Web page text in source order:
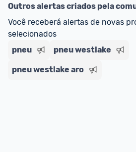
Outros alertas criados pela
Você receberá alertas de novas
selecionados
pneu
pneu westlake
pneu westlake aro